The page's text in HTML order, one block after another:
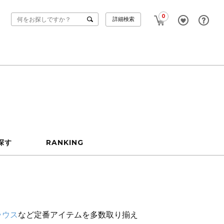
0
詳細検索
す RANKING
ス など定番アイテムを多数取り揃え